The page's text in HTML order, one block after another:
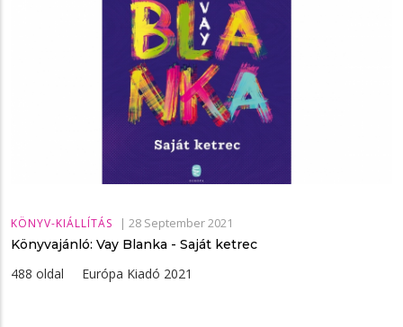
KÖNYV-KIÁLLÍTÁS | 28 September 2021
Könyvajánló: Vay Blanka - Saját ketrec
488 oldal Európa Kiadó 2021